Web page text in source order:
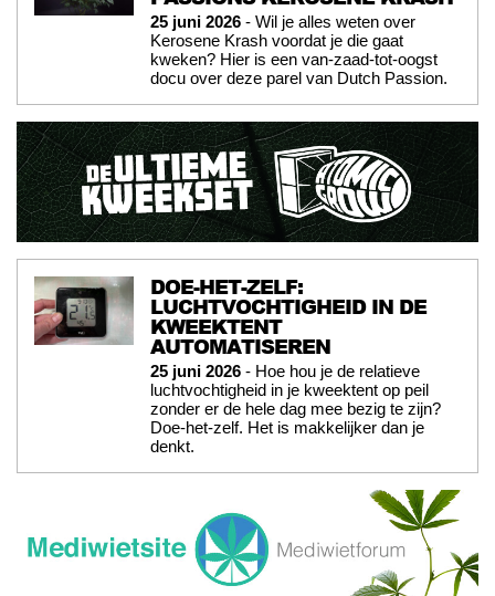
25 juni 2026 - Wil je alles weten over
Kerosene Krash voordat je die gaat
kweken? Hier is een van-zaad-tot-oogst
docu over deze parel van Dutch Passion.
DOE-HET-ZELF:
LUCHTVOCHTIGHEID IN DE
KWEEKTENT
AUTOMATISEREN
25 juni 2026 - Hoe hou je de relatieve
luchtvochtigheid in je kweektent op peil
zonder er de hele dag mee bezig te zijn?
Doe-het-zelf. Het is makkelijker dan je
denkt.